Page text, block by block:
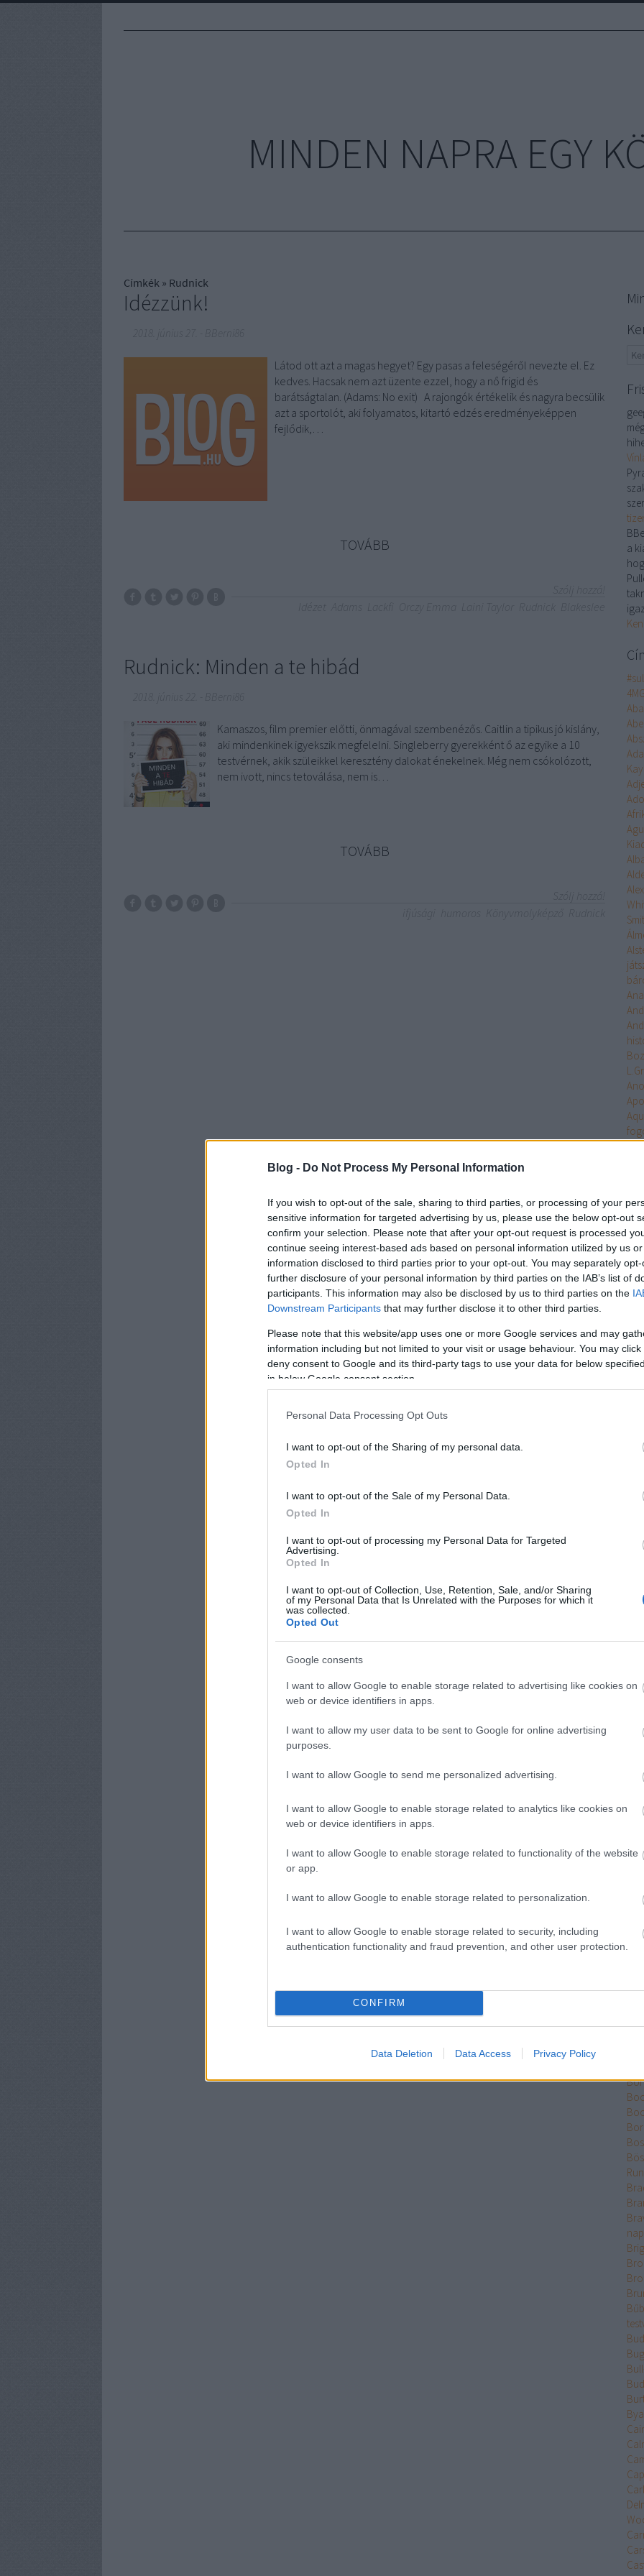
Blog - Do Not Process My Personal Information
If you wish to opt-out of the sale, sharing to third parties, or processing of your
sensitive information for targeted advertising by us, please use the below opt-out
confirm your selection. Please note that after your opt-out request is processed
continue seeing interest-based ads based on personal information utilized by us
information disclosed to third parties prior to your opt-out. You may separately
further disclosure of your personal information by third parties on the IAB’s list of
participants. This information may also be disclosed by us to third parties on the
Downstream Participants that may further disclose it to other third parties.
Please note that this website/app uses one or more Google services and may
information including but not limited to your visit or usage behaviour. You may
deny consent to Google and its third-party tags to use your data for below
in below Google consent section.
Personal Data Processing Opt Outs
I want to opt-out of the Sharing of my personal data.
Opted In
I want to opt-out of the Sale of my Personal Data.
Opted In
I want to opt-out of processing my Personal Data for Targeted
Advertising.
Opted In
I want to opt-out of Collection, Use, Retention, Sale, and/or Sharing
of my Personal Data that Is Unrelated with the Purposes for which it
was collected.
Opted Out
Google consents
I want to allow Google to enable storage related to advertising like cookies on
web or device identifiers in apps.
I want to allow my user data to be sent to Google for online advertising
purposes.
I want to allow Google to send me personalized advertising.
I want to allow Google to enable storage related to analytics like cookies on
web or device identifiers in apps.
I want to allow Google to enable storage related to functionality of the website
or app.
I want to allow Google to enable storage related to personalization.
I want to allow Google to enable storage related to security, including
authentication functionality and fraud prevention, and other user protection.
CONFIRM
Data Deletion Data Access Privacy Policy
MINDEN NAPRA EGY
Címkék » Rudnick
Idézzünk!
Látod ott azt a magas hegyet? Egy pasas a feleségéről nevezte el. Ez
kedves. Hacsak nem azt üzente ezzel, hogy a nő frigid és
barátságtalan. (Adams: No exit) A rajongók értékelik és nagyra becsülik
azt a sportolót, aki folyamatos, kitartó edzés eredményeképpen
fejlődik,…
TOVÁBB
Rudnick: Minden a te hibád
Kamaszos, film premier előtti, önmagával szembenézős. Caitlin a tipikus jó kislány,
aki mindenkinek igyekszik megfelelni. Singleberry gyerekként ő az egyike a 10
testvérnek, akik szüleikkel keresztény dalokat énekelnek. Még nem csókolózott,
nem ivott, nincs tetoválása, nem is…
TOVÁBB
a
Kay
Awad
A